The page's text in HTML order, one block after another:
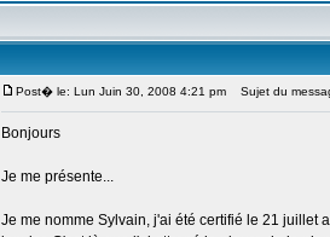
Post� le: Lun Juin 30, 2008 4:21 pm Sujet du
Bonjours
Je me présente...
Je me nomme Sylvain, j'ai été certifié le 21 juillet